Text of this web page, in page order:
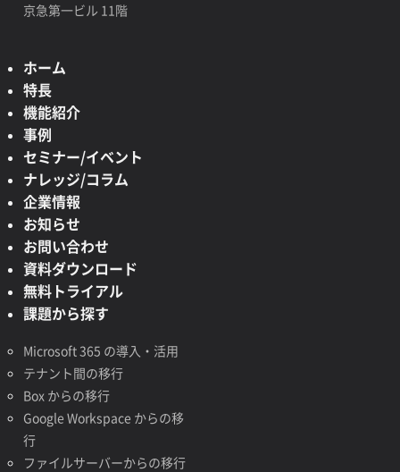
京急第一ビル 11階
ホーム
特長
機能紹介
事例
セミナー/イベント
ナレッジ/コラム
企業情報
お知らせ
お問い合わせ
資料ダウンロード
無料トライアル
課題から探す
Microsoft 365 の導入・活用
テナント間の移行
Box からの移行
Google Workspace からの移
行
ファイルサーバーからの移行